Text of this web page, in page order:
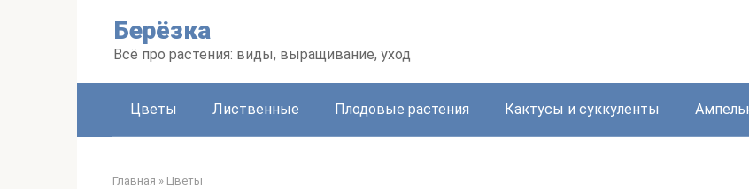
Берёзка
Всё про растения: виды, выращивание, уход
Цветы Лиственные Плодовые растения Кактусы и суккуленты
Главная » Цветы